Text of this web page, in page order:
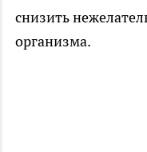
снизить
организма.